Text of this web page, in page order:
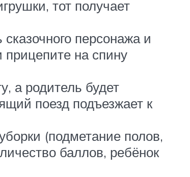
тот получает
персонажа и
прицепите на спину
а родитель будет
поезд подъезжает к
(подметание полов,
баллов, ребёнок